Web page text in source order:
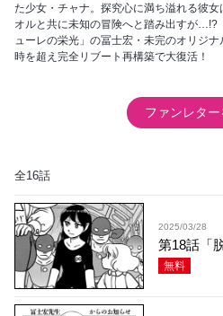
た少女・チャナ。探究心に満ち溢れる彼
オルと共に未知の冒険へと踏み出すが…!?
ューレの栄光」の冨士宏・未完のオリジ
時を超え完全リブート再構築で大復活！
ファンレター
全16話
2025/03/28
第18話「
無料